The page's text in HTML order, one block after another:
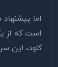
اما
است که از
کلود، این